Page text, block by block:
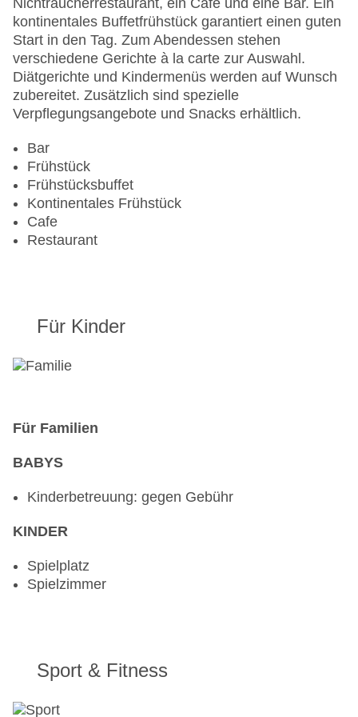
Hoteleröffnung: 1971
Hotelsafe
WLAN/WiFi im Hotel
Lift
Minimarkt
Anzahl der Konferenzräume: 1
Haustiere
Zimmerservice
Sonnenterrasse
Gesamtanzahl der Stockwerke: 15
Gesamtanzahl der Zimmer: 600
Zahlungsarten: American Express, Diners Club,
Nichtraucherrestaurant, ein Café und eine Bar. Ein
kontinentales Buffetfrühstück garantiert einen guten
Start in den Tag. Zum Abendessen stehen
verschiedene Gerichte à la carte zur Auswahl.
Diätgerichte und Kindermenüs werden auf Wunsch
zubereitet. Zusätzlich sind spezielle
Verpflegungsangebote und Snacks erhältlich.
Bar
Frühstück
Frühstücksbuffet
Kontinentales Frühstück
Cafe
Restaurant
Für Kinder
Für Familien
BABYS
Kinderbetreuung: gegen Gebühr
KINDER
Spielplatz
Spielzimmer
Sport & Fitness